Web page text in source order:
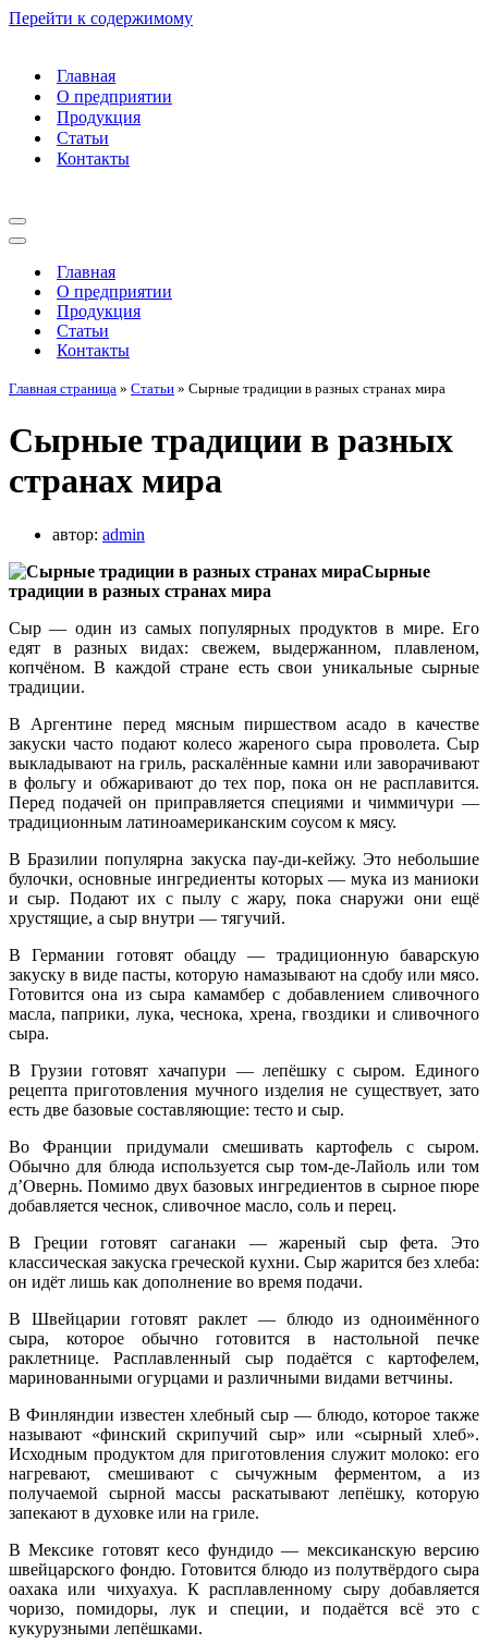
Перейти к содержимому
Главная
О предприятии
Продукция
Статьи
Контакты
Меню
навигации
Меню
навигацииГлавная
О предприятии
Продукция
Статьи
Контакты
Главная страница » Статьи » Сырные традиции в разных странах мира
Сырные традиции в разных
странах мира
автор: admin
Сырные
традиции в разных странах мира
Сыр — один из самых популярных продуктов в мире. Его
едят в разных видах: свежем, выдержанном, плавленом,
копчёном. В каждой стране есть свои уникальные сырные
традиции.
В Аргентине перед мясным пиршеством асадо в качестве
закуски часто подают колесо жареного сыра проволета. Сыр
выкладывают на гриль, раскалённые камни или заворачивают
в фольгу и обжаривают до тех пор, пока он не расплавится.
Перед подачей он приправляется специями и чиммичури —
традиционным латиноамериканским соусом к мясу.
В Бразилии популярна закуска пау-ди-кейжу. Это небольшие
булочки, основные ингредиенты которых — мука из маниоки
и сыр. Подают их с пылу с жару, пока снаружи они ещё
хрустящие, а сыр внутри — тягучий.
В Германии готовят обацду — традиционную баварскую
закуску в виде пасты, которую намазывают на сдобу или мясо.
Готовится она из сыра камамбер с добавлением сливочного
масла, паприки, лука, чеснока, хрена, гвоздики и сливочного
сыра.
В Грузии готовят хачапури — лепёшку с сыром. Единого
рецепта приготовления мучного изделия не существует, зато
есть две базовые составляющие: тесто и сыр.
Во Франции придумали смешивать картофель с сыром.
Обычно для блюда используется сыр том-де-Лайоль или том
д’Овернь. Помимо двух базовых ингредиентов в сырное пюре
добавляется чеснок, сливочное масло, соль и перец.
В Греции готовят саганаки — жареный сыр фета. Это
классическая закуска греческой кухни. Сыр жарится без хлеба:
он идёт лишь как дополнение во время подачи.
В Швейцарии готовят раклет — блюдо из одноимённого
сыра, которое обычно готовится в настольной печке
раклетнице. Расплавленный сыр подаётся с картофелем,
маринованными огурцами и различными видами ветчины.
В Финляндии известен хлебный сыр — блюдо, которое также
называют «финский скрипучий сыр» или «сырный хлеб».
Исходным продуктом для приготовления служит молоко: его
нагревают, смешивают с сычужным ферментом, а из
получаемой сырной массы раскатывают лепёшку, которую
запекают в духовке или на гриле.
В Мексике готовят кесо фундидо — мексиканскую версию
швейцарского фондю. Готовится блюдо из полутвёрдого сыра
оахака или чихуахуа. К расплавленному сыру добавляется
чоризо, помидоры, лук и специи, и подаётся всё это с
кукурузными лепёшками.